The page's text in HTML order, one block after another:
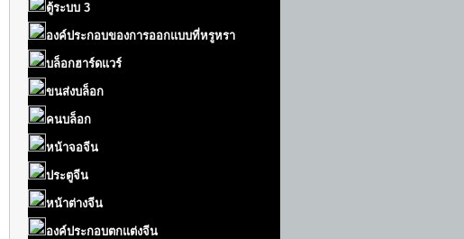
ตู้ระบบ 3
องค์ประกอบของการออกแบบที่หรูหรา
บล็อกฮาร์ดแวร์
ขนส่งบล็อก
คนบล็อก
หน้าจอจีน
ประตูจีน
หน้าต่างจีน
องค์ประกอบตกแต่งจีน